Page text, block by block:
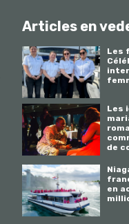
Articles en
Les
Les
de
en